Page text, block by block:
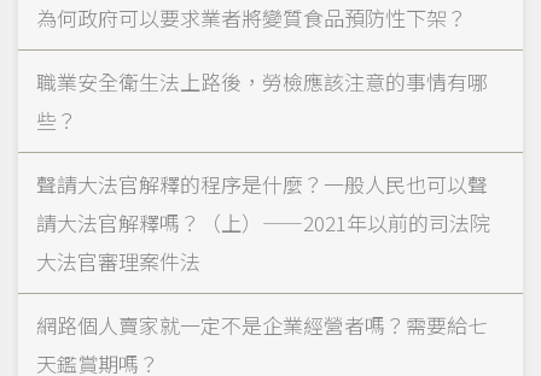
為何政府可以要求業者將變質食品預防性下架？
職業安全衛生法上路後，勞檢應該注意的事情有哪
些？
聲請大法官解釋的程序是什麼？一般人民也可以聲
請大法官解釋嗎？（上）——2021年以前的司法院
大法官審理案件法
網路個人賣家就一定不是企業經營者嗎？需要給七
天鑑賞期嗎？